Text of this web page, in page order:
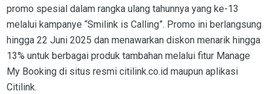
promo spesial dalam rangka ulang tahunnya yang ke-13
melalui kampanye “Smilink is Calling”. Promo ini berlangsung
hingga 22 Juni 2025 dan menawarkan diskon menarik hingga
13% untuk berbagai produk tambahan melalui fitur Manage
My Booking di situs resmi citilink.co.id maupun aplikasi
Citilink.